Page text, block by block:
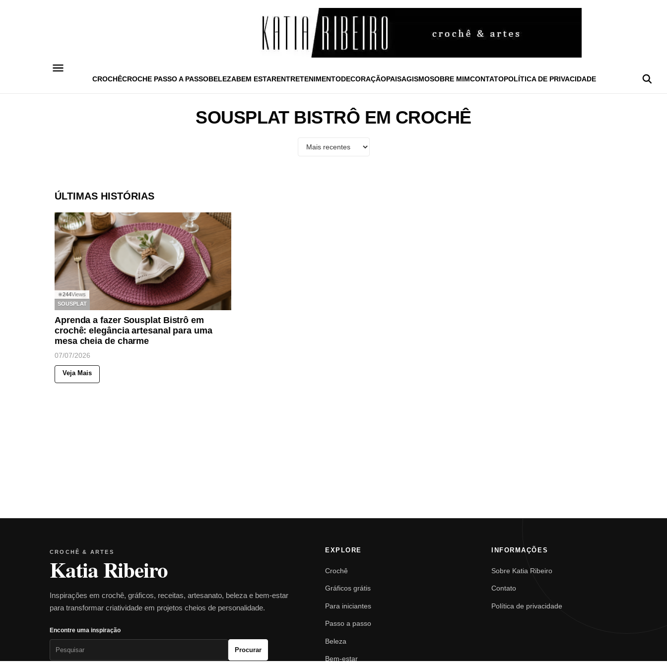
CROCHÊCROCHE PASSO A PASSOBELEZABEM ESTARENTRETENIMENTODECORAÇÃOPAISAGISMOSOBRE MIMCONTATOPOLÍTICA DE PRIVACIDADE
SOUSPLAT BISTRÔ EM CROCHÊ
ÚLTIMAS HISTÓRIAS
◉244Views
SOUSPLAT
Aprenda a fazer Sousplat Bistrô em
crochê: elegância artesanal para uma
mesa cheia de charme
07/07/2026
Veja Mais
CROCHÊ & ARTES
Katia Ribeiro
Inspirações em crochê, gráficos, receitas, artesanato, beleza e bem-estar
para transformar criatividade em projetos cheios de personalidade.
Encontre uma inspiração
Procurar
EXPLORE
Crochê
Gráficos grátis
Para iniciantes
Passo a passo
Beleza
Bem-estar
INFORMAÇÕES
Sobre Katia Ribeiro
Contato
Política de privacidade